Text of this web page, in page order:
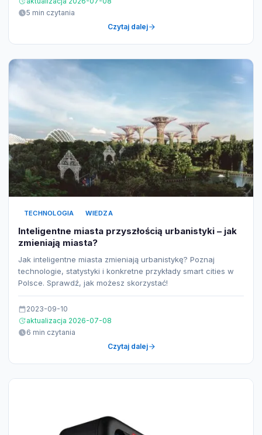
5 min czytania
Czytaj dalej
TECHNOLOGIA WIEDZA
Inteligentne miasta przyszłością urbanistyki – jak
zmieniają miasta?
Jak inteligentne miasta zmieniają urbanistykę? Poznaj
technologie, statystyki i konkretne przykłady smart cities w
Polsce. Sprawdź, jak możesz skorzystać!
2023-09-10
aktualizacja 2026-07-08
6 min czytania
Czytaj dalej